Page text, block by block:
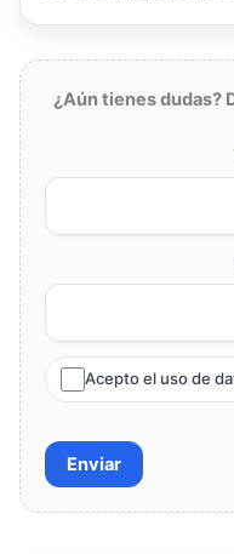
¿Aún tienes dudas?
Acepto el uso de
Enviar